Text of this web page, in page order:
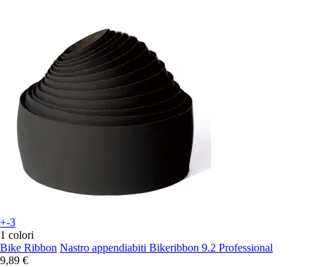
+-3
1 colori
Bike Ribbon Nastro appendiabiti Bikeribbon 9.2 Professional
9,89 €